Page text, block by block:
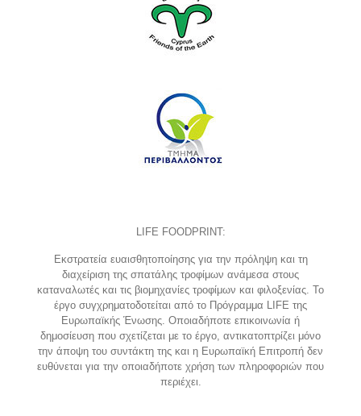
LIFE FOODPRINT:
Εκστρατεία ευαισθητοποίησης για την πρόληψη και τη
διαχείριση της σπατάλης τροφίμων ανάμεσα στους
καταναλωτές και τις βιομηχανίες τροφίμων και φιλοξενίας. Το
έργο συγχρηματοδοτείται από το Πρόγραμμα LIFE της
Ευρωπαϊκής Ένωσης. Οποιαδήποτε επικοινωνία ή
δημοσίευση που σχετίζεται με το έργο, αντικατοπτρίζει μόνο
την άποψη του συντάκτη της και η Ευρωπαϊκή Επιτροπή δεν
ευθύνεται για την οποιαδήποτε χρήση των πληροφοριών που
περιέχει.